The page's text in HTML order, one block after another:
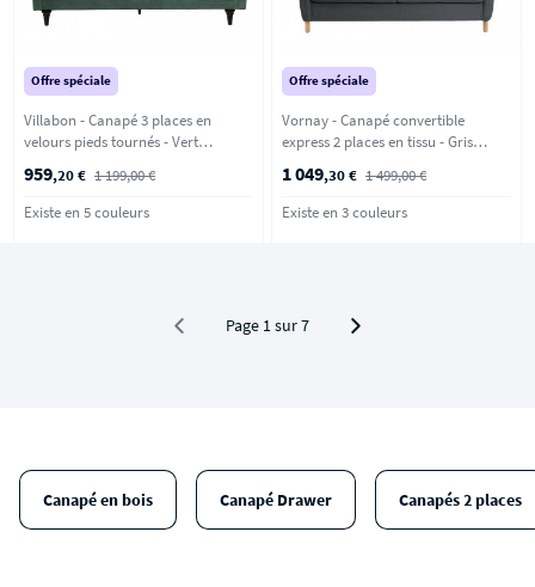
Offre spéciale
Villabon - Canapé 3 places en
velours pieds tournés - Vert
959,20 € 1 199,00 €
Existe en 5 couleurs
Offre spéciale
Vornay - Canapé convertible
express 2 places en tissu - Gris
1 049,30 € 1 499,00 €
Existe en 3 couleurs
Page 1 sur 7
Canapé en bois Canapé Drawer Canapés 2 places